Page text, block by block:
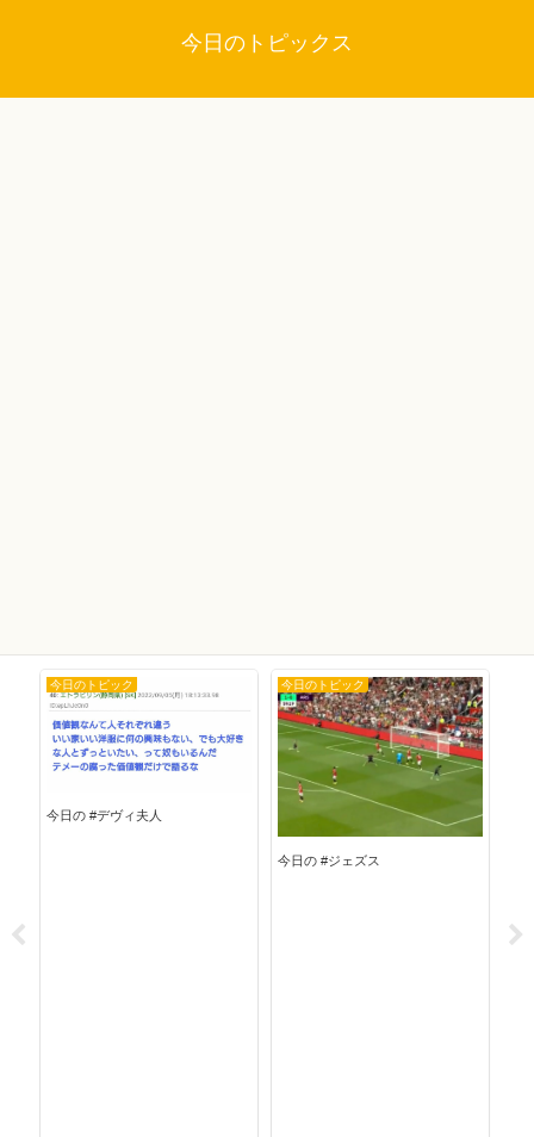
今日のトピックス
今日のトピック
今日の #デヴィ夫人
今日のトピック
今日の #ジェズス
今